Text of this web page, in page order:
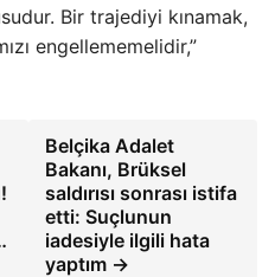
Bir trajediyi kınamak,
engellememelidir,”
Belçika Adalet
Bakanı, Brüksel
saldırısı sonrası istifa
etti: Suçlunun
iadesiyle ilgili hata
yaptım →